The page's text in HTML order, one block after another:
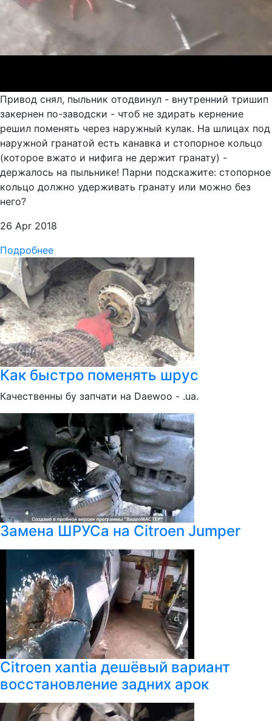
Привод снял, пыльник отодвинул - внутренний тришип
закернен по-заводски - чтоб не здирать кернение
решил поменять через наружный кулак. На шлицах под
наружной гранатой есть канавка и стопорное кольцо
(которое вжато и нифига не держит гранату) -
держалось на пыльнике! Парни подскажите: стопорное
кольцо должно удерживать гранату или можно без
него?
26 Apr 2018
Подробнее
Как быстро поменять шрус
Качественны бу запчати на Daewoo - .ua.
Замена ШРУСа на Citroen Jumper
Citroen xantia дешёвый вариант
восстановление задних арок